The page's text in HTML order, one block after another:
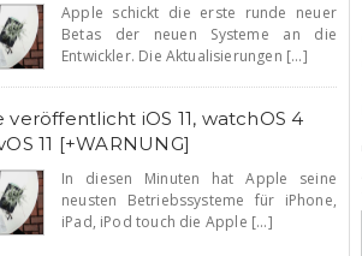
Apple schickt die erste runde neuer
Betas der neuen Systeme an die
Entwickler. Die Aktualisierungen [...]
veröffentlicht iOS 11, watchOS 4
11 [+WARNUNG]
In diesen Minuten hat Apple seine
neusten Betriebssysteme für iPhone,
iPad, iPod touch die Apple [...]